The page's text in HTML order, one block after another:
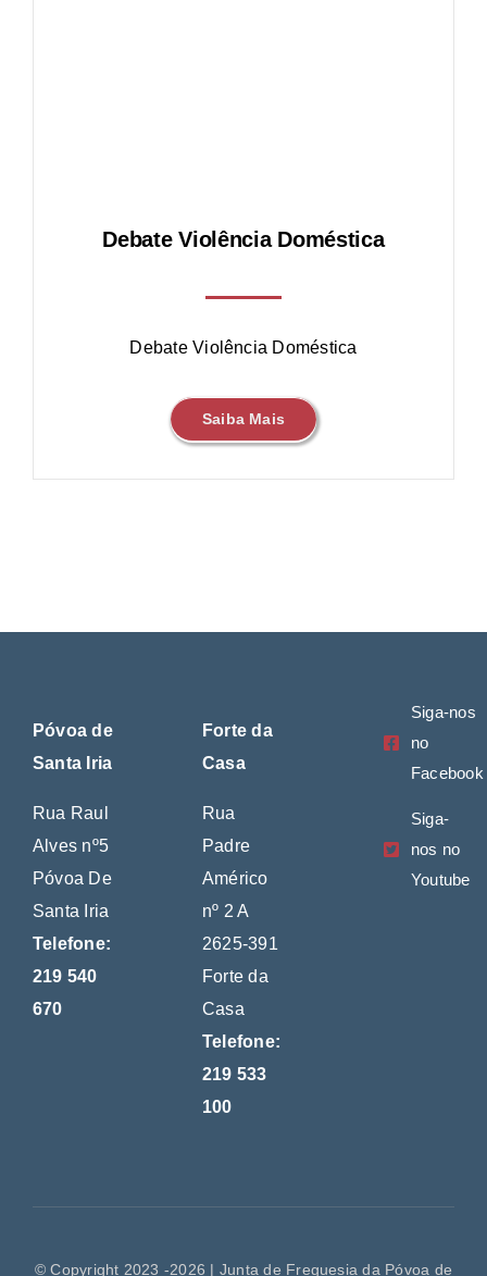
Debate Violência Doméstica
Debate Violência Doméstica
Saiba Mais
Póvoa de
Santa Iria
Rua Raul
Alves nº5
Póvoa De
Santa Iria
Telefone:
219 540
670
Forte da
Casa
Rua
Padre
Américo
nº 2 A
2625-391
Forte da
Casa
Telefone:
219 533
100
Siga-nos
no
Facebook
Siga-
nos no
Youtube
© Copyright 2023 -2026 | Junta de Freguesia da Póvoa de